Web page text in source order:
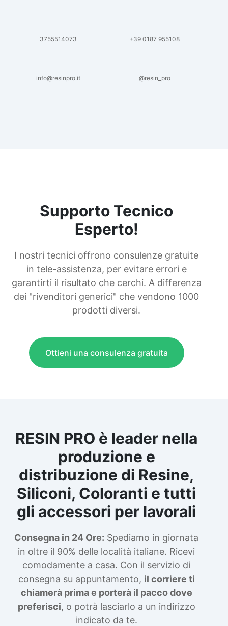
3755514073 +39 0187 955108
info@resinpro.it @resin_pro
Supporto Tecnico
Esperto!
I nostri tecnici offrono consulenze gratuite
in tele-assistenza, per evitare errori e
garantirti il risultato che cerchi. A differenza
dei "rivenditori generici" che vendono 1000
prodotti diversi.
Ottieni una consulenza gratuita
RESIN PRO è leader nella
produzione e
distribuzione di Resine,
Siliconi, Coloranti e tutti
gli accessori per lavorali
Consegna in 24 Ore: Spediamo in giornata
in oltre il 90% delle località italiane. Ricevi
comodamente a casa. Con il servizio di
consegna su appuntamento, il corriere ti
chiamerà prima e porterà il pacco dove
preferisci, o potrà lasciarlo a un indirizzo
indicato da te.